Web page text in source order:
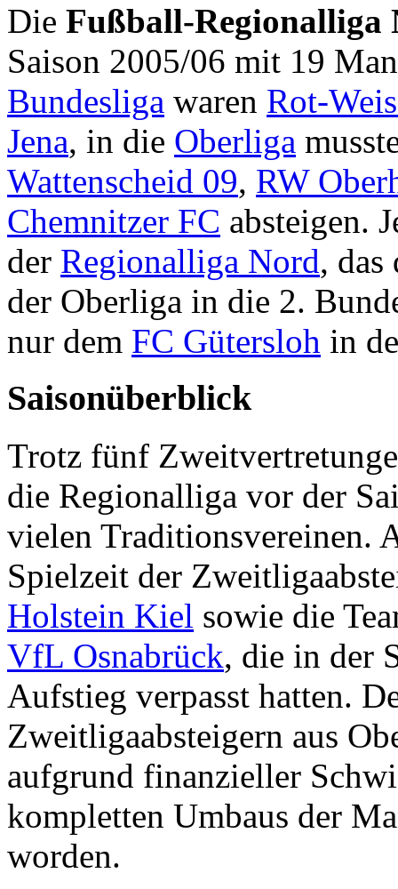
Die Fußball-Regionalliga
Saison 2005/06 mit 19
Bundesliga waren Rot-
Jena, in die Oberliga
Wattenscheid 09, RW
Chemnitzer FC absteigen.
der Regionalliga Nord, das
der Oberliga in die 2.
nur dem FC Gütersloh in
Saisonüberblick
Trotz fünf
die Regionalliga vor der
vielen Traditionsvereinen.
Spielzeit der
Holstein Kiel sowie die
VfL Osnabrück, die in der
Aufstieg verpasst hatten.
Zweitligaabsteigern aus
aufgrund finanzieller
kompletten Umbaus der
worden.